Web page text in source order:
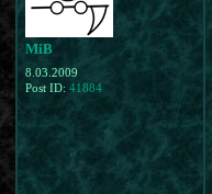
MiB
8.03.2009
Post ID: 41884